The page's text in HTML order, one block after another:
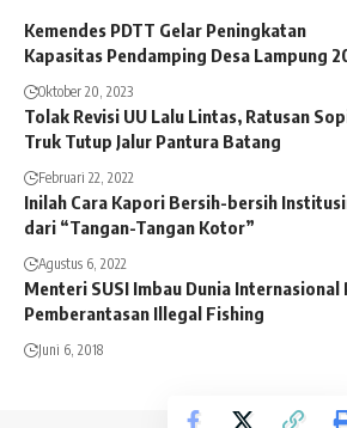
Kemendes PDTT Gelar Peningkatan
Kapasitas Pendamping Desa Lampung
Oktober 20, 2023
Tolak Revisi UU Lalu Lintas, Ratusan
Truk Tutup Jalur Pantura Batang
Februari 22, 2022
Inilah Cara Kapori Bersih-bersih
dari “Tangan-Tangan Kotor”
Agustus 6, 2022
Menteri SUSI Imbau Dunia
Pemberantasan Illegal Fishing
Juni 6, 2018